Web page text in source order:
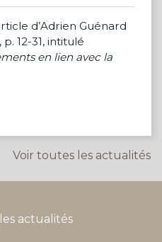
d’Adrien Guénard
12-31, intitulé
en lien avec la
Voir toutes les actualités
actualités